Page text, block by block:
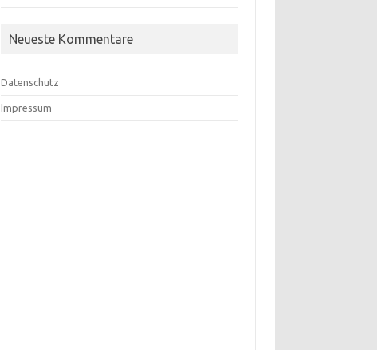
Neueste Kommentare
Datenschutz
Impressum